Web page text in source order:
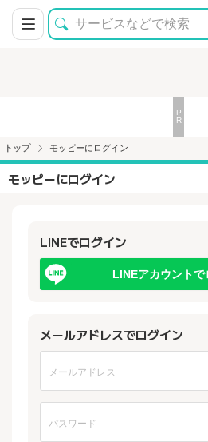
トップ モッピーにログイン
モッピーにログイン
LINEでログイン
LINEアカウントで
メールアドレスでログイン